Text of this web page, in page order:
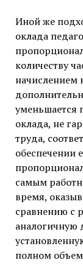
Иной же
оклада
количеству
начислением
уменьшается
оклада, не
труда,
обеспечении
самым
время,
сравнению с
полном